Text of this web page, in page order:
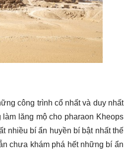
công trình cổ nhất và duy nhất
lăng mộ cho pharaon Kheops
nhiều bí ẩn huyền bí bật nhất thế
chưa khám phá hết những bí ẩn